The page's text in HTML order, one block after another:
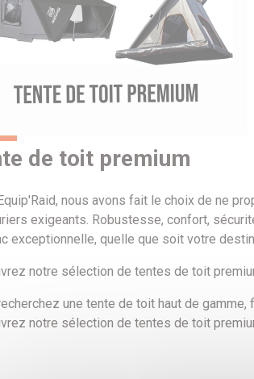
de toit premium
nous avons fait le choix de ne
exigeants. Robustesse, confort,
exceptionnelle, quelle que soit votre
notre sélection de tentes de toit
une tente de toit haut de
notre sélection de tentes de toit